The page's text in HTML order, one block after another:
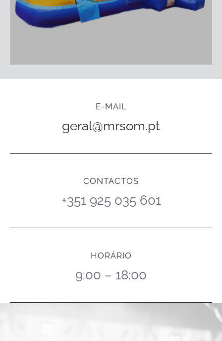
E-MAIL
geral@mrsom.pt
CONTACTOS
+351 925 035 601
HORÁRIO
9:00 – 18:00